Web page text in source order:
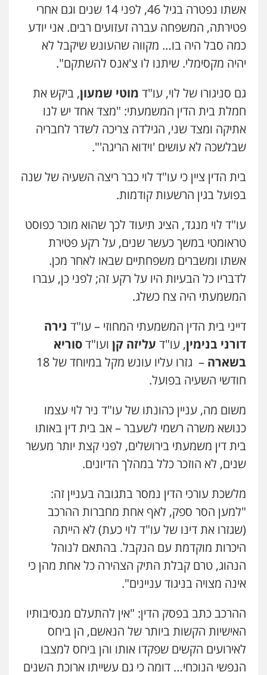
אשתו נפטרה בגיל 46, לפני 14 שנים וגם אחרי
פטירתה, המשפחה עברה זעזועים רבים. אני יודע
כמה סבל היה בו… מקווה שהעונש שיקבל לא
יהיה מקסימלי. שיתנו לו צ'אנס להשתקם".
גם סניגורו של לוי, עו"ד מוטי שמעון, ביקש את
חמלת בית הדין המשמעתי: "מצד אחד יש לנו
אתיקה ומצד שני, הגילדה צריכה לשדר לחבריה
שבלשכה לא עושים 'וידוא הריגה'".
בית הדין ציין כי עו"ד לוי כבר ריצה השעיה של שנה
בפועל בגין הרשעות קודמות.
עו"ד לוי מנגד, הציג תיעוד לכך שהוא מוכר כפוסט
טראומטי במשך כעשר שנים, על רקע פטירת
אשתו ומשברים משפחתיים שבאו לאחר מכן.
לדבריו כל הבעיות היו על רקע זה; לפני כן, עברו
המשמעתי היה צח כשלג.
דייני בית הדין המשמעתי המחוזי – עו"ד נירה
דורני בנימין, עו"ד עליזה קן ועו"דסוריא
בשארה
– גזרו עליו עונש מקל במיוחד של 18
חודשי השעיה בפועל.
משום מה, עניין כהונתו של עו"ד ניר לוי עצמו
כנושא משרה רשמי לשעבר – אב בית דין באותו
בית דין משמעתי בירושלים, לפני קצת יותר מעשר
שנים, לא הוזכר כלל במהלך הדיונים.
מלשכת עורכי הדין נמסר בתגובה בעניין זה:
"למען הסר ספק, לאף אחת מחברות ההרכב
(שגזרו את דינו של עו"ד לוי כעת) לא הייתה
היכרות מוקדמת עם הנקבל. בהתאם לנוהל
הנהוג, טרם קבלת התיק הצהירה כל אחת מהן כי
אינה מצויה בניגוד עניינים".
ההרכב כתב בפסק הדין: "אין להתעלם מנסיבותיו
האישיות הקשות ביותר של הנאשם, הן ביחס
לאירועים הקשים שפקדו אותו והן ביחס למצבו
הנפשי הנוכחי… דומה כי גם עשייתו ארוכת השנים